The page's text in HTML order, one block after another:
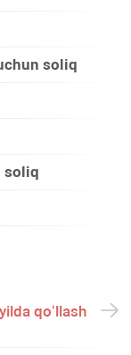
soliq
soliq
qoʻllash